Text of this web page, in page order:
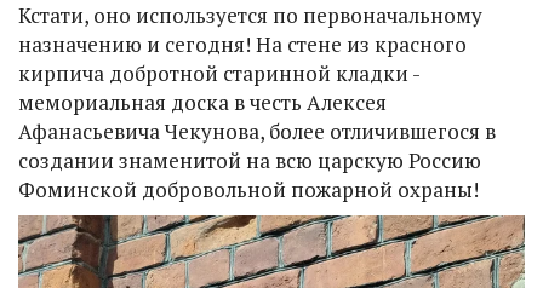
Кстати, оно используется по первоначальному
назначению и сегодня! На стене из красного
кирпича добротной старинной кладки -
мемориальная доска в честь Алексея
Афанасьевича Чекунова, более отличившегося в
создании знаменитой на всю царскую Россию
Фоминской добровольной пожарной охраны!